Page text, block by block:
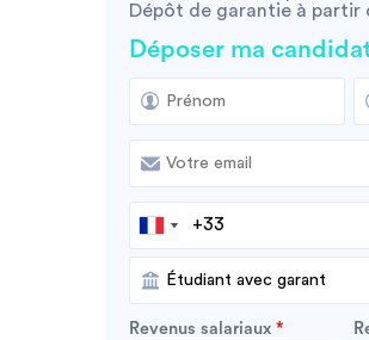
Dépôt de garantie à partir
Déposer ma
Revenus salariaux